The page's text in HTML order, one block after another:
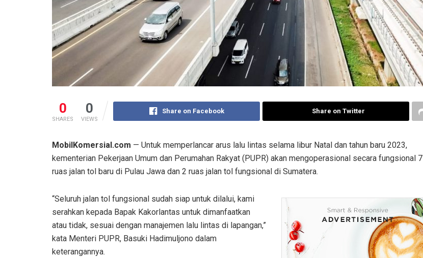
0
SHARES
0
VIEWS
Share on Facebook Share on Twitter
MobilKomersial.com — Untuk memperlancar arus lalu lintas selama libur Natal dan tahun baru 2023,
kementerian Pekerjaan Umum dan Perumahan Rakyat (PUPR) akan mengoperasional secara fungsional 7
ruas jalan tol baru di Pulau Jawa dan 2 ruas jalan tol fungsional di Sumatera.
“Seluruh jalan tol fungsional sudah siap untuk dilalui, kami
serahkan kepada Bapak Kakorlantas untuk dimanfaatkan
atau tidak, sesuai dengan manajemen lalu lintas di lapangan,”
kata Menteri PUPR, Basuki Hadimuljono dalam
keterangannya.